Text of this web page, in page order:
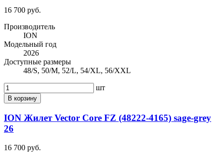
16 700 руб.
Производитель
ION
Модельный год
2026
Доступные размеры
48/S, 50/M, 52/L, 54/XL, 56/XXL
шт
В корзину
ION Жилет Vector Core FZ (48222-4165) sage-grey
26
16 700 руб.